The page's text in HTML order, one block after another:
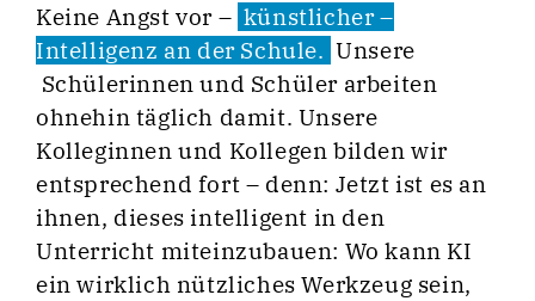
Keine Angst vor – künstlicher –
Intelligenz an der Schule. Unsere
Schülerinnen und Schüler arbeiten
ohnehin täglich damit. Unsere
Kolleginnen und Kollegen bilden wir
entsprechend fort – denn: Jetzt ist es an
ihnen, dieses intelligent in den
Unterricht miteinzubauen: Wo kann KI
ein wirklich nützliches Werkzeug sein,